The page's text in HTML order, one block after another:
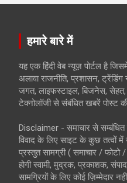
हमारे बारे में
यह एक हिंदी वेब न्यूज़ पोर्टल है
अलावा राजनीति, प्रशासन,
जगत, लाइफस्टाइल, बिजनेस, सेहत,
टेक्नोलॉजी से संबंधित खबरें पोस्ट
Disclaimer - समाचार से सम्बंधित
विवाद के लिए साइट के कुछ तत्वों में
प्रस्तुत सामग्री ( समाचार / फोटो /
होगी स्वामी, मुद्रक, प्रकाशक,
सामग्रियों के लिए कोई ज़िम्मेदार